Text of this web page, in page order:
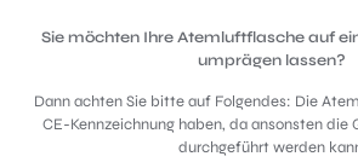
Sie möchten Ihre Atemluftflasche auf
umprägen lassen?
Dann achten Sie bitte auf Folgendes: Die
CE-Kennzeichnung haben, da ansonsten die
durchgeführt werden